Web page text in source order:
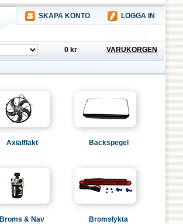
SKAPA KONTO LOGGA IN
0 kr VARUKORGEN
Axialfläkt Backspegel
Broms & Nav Bromslykta